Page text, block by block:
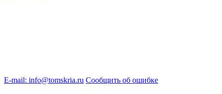
E-mail: info@tomskria.ru Сообщить об ошибке